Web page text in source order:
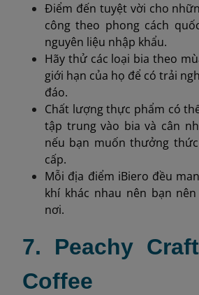
Điểm đến tuyệt vời cho
công theo phong cách
nguyên liệu nhập khẩu.
Hãy thử các loại bia theo
giới hạn của họ để có trải
đáo.
Chất lượng thực phẩm có
tập trung vào bia và cân
nếu bạn muốn thưởng
cấp.
Mỗi địa điểm iBiero đều
khí khác nhau nên bạn
nơi.
7. Peachy
Coffee